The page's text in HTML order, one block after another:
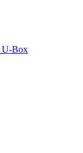
U-Box